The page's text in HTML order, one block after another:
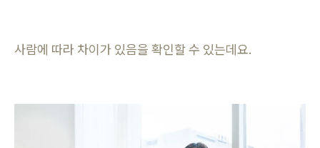
사람에 따라 차이가 있음을 확인할 수 있는데요.